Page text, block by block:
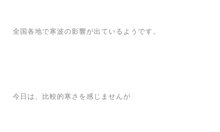
全国各地で寒波の影響が出ているようです。
今日は、比較的寒さを感じませんが